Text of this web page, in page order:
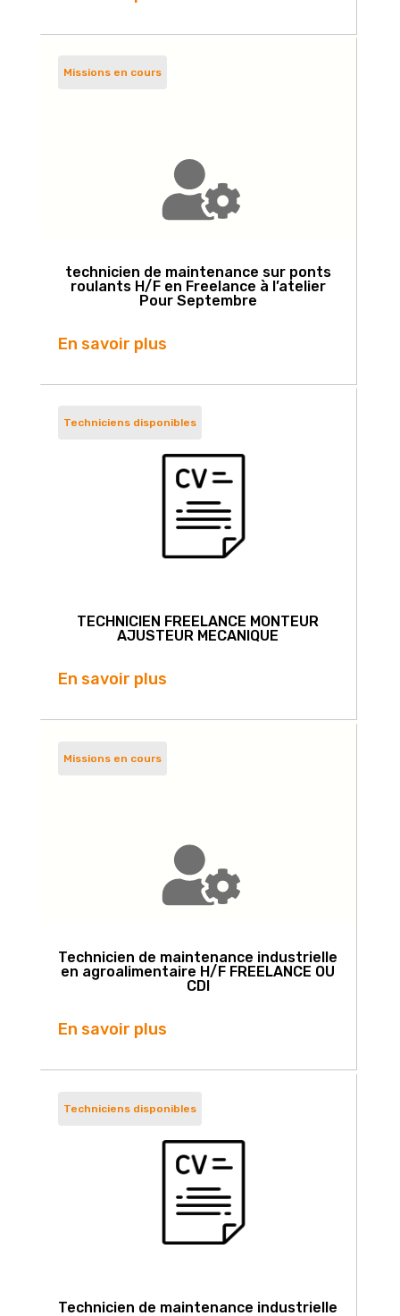
Missions en cours
technicien de maintenance sur ponts
roulants H/F en Freelance à l’atelier
Pour Septembre
En savoir plus
Techniciens disponibles
TECHNICIEN FREELANCE MONTEUR
AJUSTEUR MECANIQUE
En savoir plus
Missions en cours
Technicien de maintenance industrielle
en agroalimentaire H/F FREELANCE OU
CDI
En savoir plus
Techniciens disponibles
Technicien de maintenance industrielle